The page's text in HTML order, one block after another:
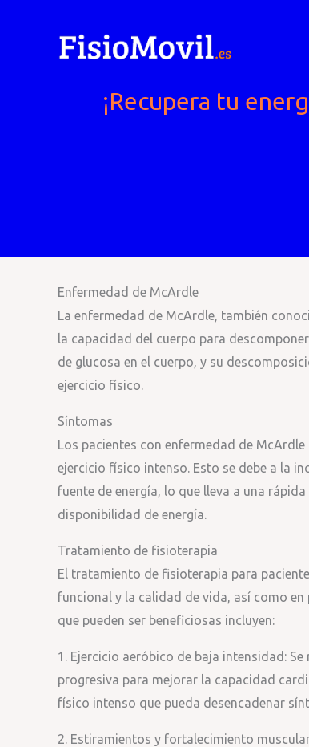
¡Recupera tu
Enfermedad de McArdle
La enfermedad de McArdle, también
la capacidad del cuerpo para
de glucosa en el cuerpo, y su
ejercicio físico.
Síntomas
Los pacientes con enfermedad de
ejercicio físico intenso. Esto se debe a la
fuente de energía, lo que lleva a una
disponibilidad de energía.
Tratamiento de fisioterapia
El tratamiento de fisioterapia para
funcional y la calidad de vida, así como
que pueden ser beneficiosas incluyen:
1. Ejercicio aeróbico de baja intensidad:
progresiva para mejorar la capacidad
físico intenso que pueda desencadenar
2. Estiramientos y fortalecimiento